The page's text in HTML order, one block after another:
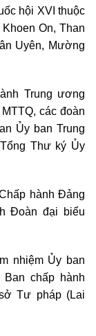
hội XVI thuộc
On, Than
Uyên, Mường
Trung ương
các đoàn
Ủy ban Trung
Thư ký Ủy
hành Đảng
Đoàn đại biểu
nhiệm Ủy ban
chấp hành
Tư pháp (Lai